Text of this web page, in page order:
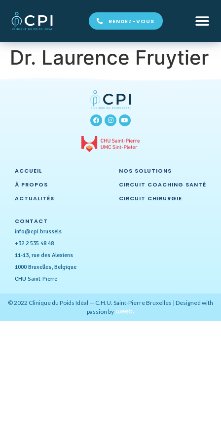
RENDEZ-VOUS
Dr. Laurence Fruytier
ACCUEIL
À PROPOS
ACTUALITÉS
NOS SOLUTIONS
CIRCUIT COACHING SANTÉ
CIRCUIT CHIRURGIE
CONTACT
info@cpi.brussels
+32 2 535 48 48
11-13, rue des Alexiens
1000 Bruxelles, Belgique
CHU Saint-Pierre
© 2022 Clinique du Poids Idéal — C.H.U. Saint-Pierre Bruxelles | Designed with
passion by